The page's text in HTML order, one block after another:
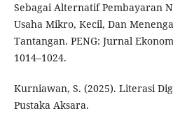
Sebagai Alternatif Pembayaran
Usaha Mikro, Kecil, Dan
Tantangan. PENG: Jurnal
1014–1024.
Kurniawan, S. (2025). Literasi
Pustaka Aksara.